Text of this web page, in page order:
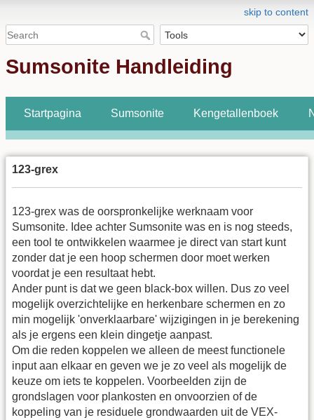
skip to content
Sumsonite Handleiding
Startpagina Sumsonite Kengetallenboek
123-grex
123-grex was de oorspronkelijke werknaam voor
Sumsonite. Idee achter Sumsonite was en is nog steeds,
een tool te ontwikkelen waarmee je direct van start kunt
zonder dat je een hoop schermen door moet werken
voordat je een resultaat hebt.
Ander punt is dat we geen black-box willen. Dus zo veel
mogelijk overzichtelijke en herkenbare schermen en zo
min mogelijk 'onverklaarbare' wijzigingen in je berekening
als je ergens een klein dingetje aanpast.
Om die reden koppelen we alleen de meest functionele
input aan elkaar en geven we je zo veel als mogelijk de
keuze om iets te koppelen. Voorbeelden zijn de
grondslagen voor plankosten en onvoorzien of de
koppeling van je residuele grondwaarden uit de VEX-